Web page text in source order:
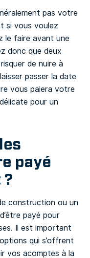
pas votre
si vous voulez
le faire avant une
donc que deux
de nuire à
passer la date
vous paiera votre
pour un
payé
construction ou un
payé pour
Il est important
qui s’offrent
vos acomptes à la